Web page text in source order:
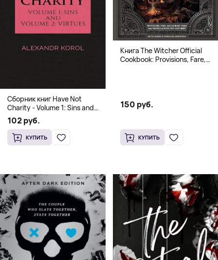
Сборник книг Have Not
Charity - Volume 1: Sins and
Volume 2: Virtues
102 руб.
КУПИТЬ
Книга The Witcher Official
Cookbook: Provisions, Fare,
150 руб.
КУПИТЬ